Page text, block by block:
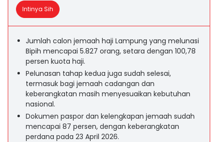
Intinya Sih
Jumlah calon jemaah haji Lampung yang melunasi
Bipih mencapai 5.827 orang, setara dengan 100,78
persen kuota haji.
Pelunasan tahap kedua juga sudah selesai,
termasuk bagi jemaah cadangan dan
keberangkatan masih menyesuaikan kebutuhan
nasional.
Dokumen paspor dan kelengkapan jemaah sudah
mencapai 87 persen, dengan keberangkatan
perdana pada 23 April 2026.